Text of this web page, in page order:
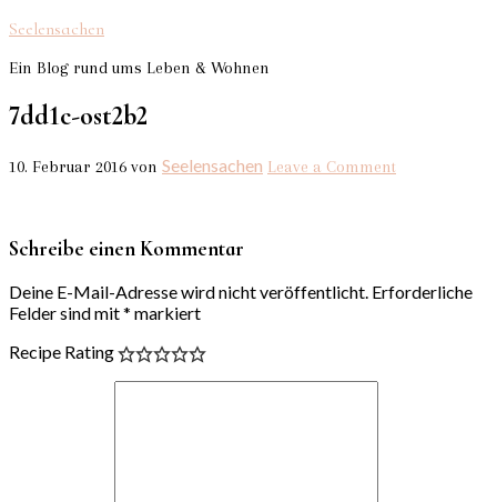
Seelensachen
Ein Blog rund ums Leben & Wohnen
7dd1c-ost2b2
10. Februar 2016 von Seelensachen Leave a Comment
Schreibe einen Kommentar
Deine E-Mail-Adresse wird nicht veröffentlicht. Erforderliche
Felder sind mit* markiert
Recipe Rating